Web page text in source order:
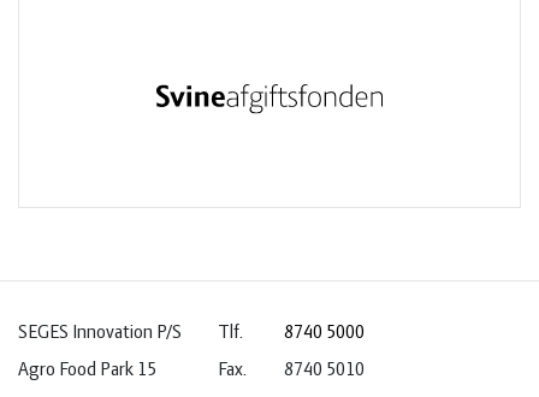
SEGES Innovation P/S
Agro Food Park 15
Tlf.
8740 5000
Fax.
8740 5010